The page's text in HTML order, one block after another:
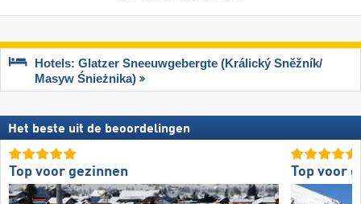
Hotels: Glatzer Sneeuwgebergte (Králický Sněžník/​
Masyw Śnieżnika)
Het beste uit de beoordelingen
Top voor gezinnen Top voor